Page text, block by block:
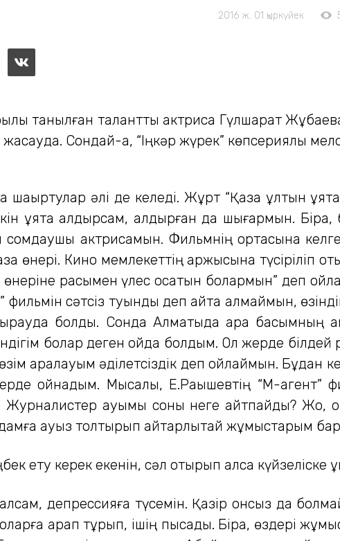
2016 ж. 01 қыркүйек
танылған талантты актриса Гүлшарат
Сондай-ақ, “Іңкәр жүрек” көпсериялы
шақыртулар әлі де келеді. Жұрт “Қазақ ұлтын
ұятқа қалдырсам, қалдырған да шығармын.
актрисамын. Фильмнің ортасына
өнері. Кино мемлекеттің қаржысына түсіріліп
өнеріне расымен үлес қосатын болармын” деп
фильмін сәтсіз туынды деп айта алмаймын,
болды. Сонда Алматыда қара басымның
болар деген ойда болдым. Ол жерде
арқалауым әділетсіздік деп ойлаймын. Бұдан
ойнадым. Мысалы, Е.Рақышевтің “М-агент”
қауымы соны неге айтпайды? Жоқ,
ауыз толтырып айтарлықтай жұмыстарым
ету керек екенін, сәл отырып қалса
депрессияға түсемін. Қазір онсыз да
қарап тұрып, ішің пысады. Бірақ, өздері